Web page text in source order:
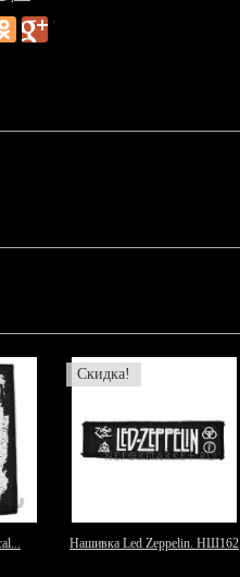
Скидка!
Нашивка Led Zeppelin. НШ162